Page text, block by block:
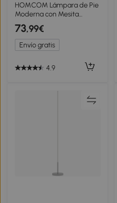
HOMCOM Lámpara de Pie
Moderna con Mesita
Pantalla de Lino Interruptor
de Pie para Salón
Dormitorio 43x39,5x162 cm
Blanco
73,99€
Envío gratis
4.9